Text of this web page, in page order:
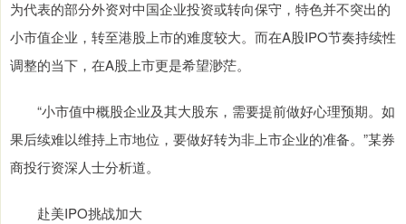
为代表的部分外资对中国企业投资或转向保守，特色并不突出的
小市值企业，转至港股上市的难度较大。而在A股IPO节奏持续性
调整的当下，在A股上市更是希望渺茫。
“小市值中概股企业及其大股东，需要提前做好心理预期。如
果后续难以维持上市地位，要做好转为非上市企业的准备。”某券
商投行资深人士分析道。
赴美IPO挑战加大